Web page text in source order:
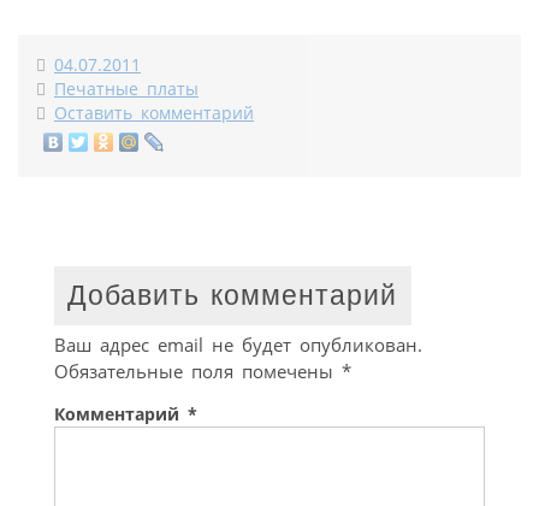
04.07.2011
Печатные платы
Оставить комментарий
Добавить комментарий
Ваш адрес email не будет опубликован.
Обязательные поля помечены *
Комментарий *